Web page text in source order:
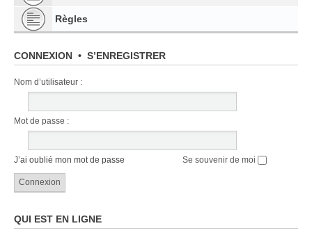
Règles
CONNEXION • S’ENREGISTRER
Nom d’utilisateur :
Mot de passe :
J’ai oublié mon mot de passe Se souvenir de moi
QUI EST EN LIGNE